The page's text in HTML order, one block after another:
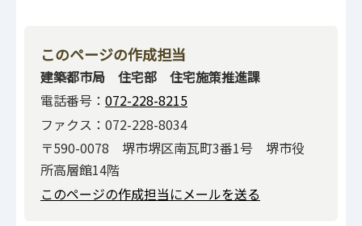
このページの作成担当
建築都市局 住宅部 住宅施策推進課
電話番号： 072-228-8215
ファクス：072-228-8034
〒590-0078 堺市堺区南瓦町3番1号 堺市役
所高層館14階
このページの作成担当にメールを送る